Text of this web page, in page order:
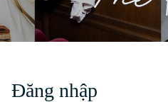
Đăng nhập